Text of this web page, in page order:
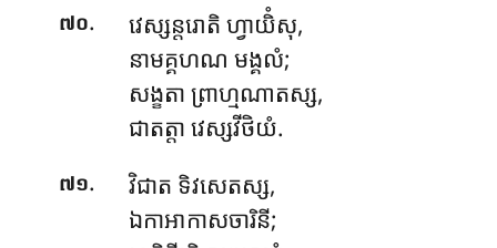
៧០. វេស្សន្តរោតិ ហ្វាយិំសុ,
នាមគ្គហណ មង្គលំ;
សង្ខតា ព្រាហ្មណាតស្ស,
ជាតត្តា វេស្សវីថិយំ.
៧១.
វិជាត ទិវសេតស្ស,
ឯកាអាកាសចារិនី;